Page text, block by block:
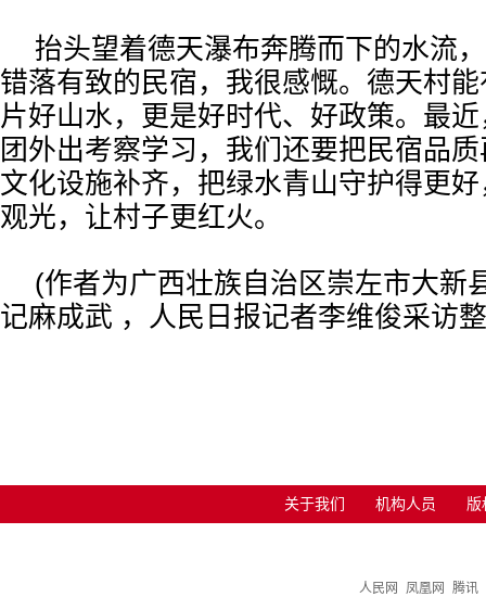
抬头望着德天瀑布奔腾而下的水流
错落有致的民宿，我很感慨。德天村
片好山水，更是好时代、好政策。最
团外出考察学习，我们还要把民宿品
文化设施补齐，把绿水青山守护得更
观光，让村子更红火。
(作者为广西壮族自治区崇左市大新
记麻成武 ，
人民日报记者李维俊采访
关于我们 机构人员 版
人民网 凤凰网 腾讯